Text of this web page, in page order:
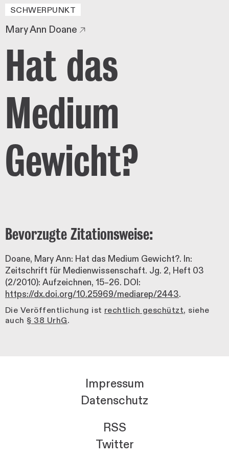
SCHWERPUNKT
Mary Ann Doane
Hat das
Medium
Gewicht?
Bevorzugte Zitationsweise:
Doane, Mary Ann: Hat das Medium Gewicht?. In:
Zeitschrift für Medienwissenschaft. Jg. 2, Heft 03
(2/2010): Aufzeichnen, 15–26. DOI:
https://dx.doi.org/10.25969/mediarep/2443.
Die Veröffentlichung ist rechtlich geschützt, siehe
auch § 38 UrhG.
Impressum
Datenschutz
RSS
Twitter